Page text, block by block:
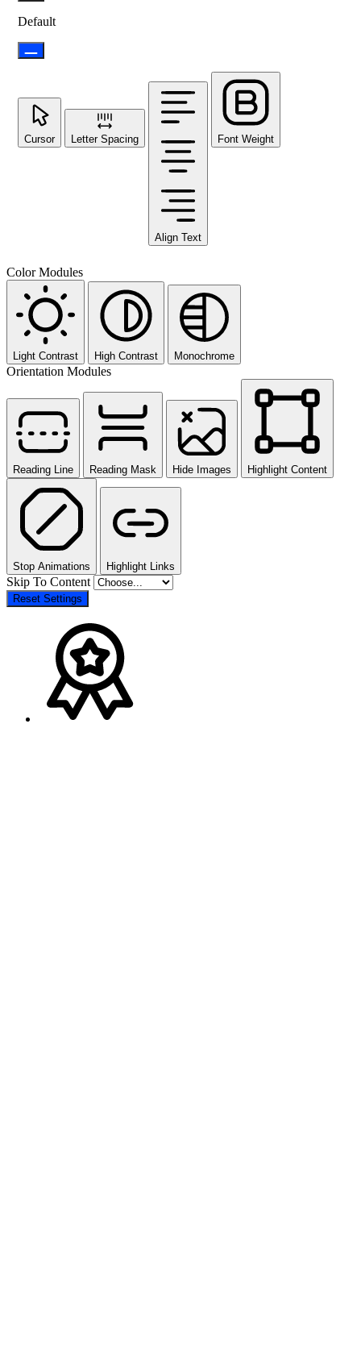
Default
Cursor Letter Spacing
Align Text
Font Weight
Color Modules
Light Contrast High Contrast Monochrome
Orientation Modules
Reading Line Reading Mask Hide Images Highlight Content
Stop Animations Highlight Links
Skip To Content
Reset Settings